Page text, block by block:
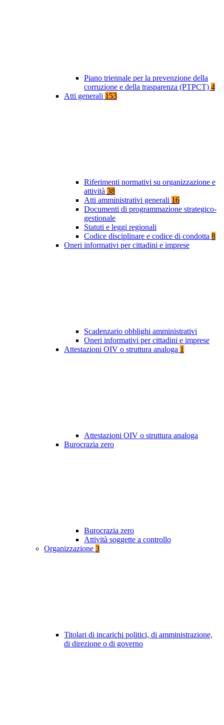
Piano triennale per la prevenzione della
corruzione e della trasparenza (PTPCT) 4
Atti generali 153
Riferimenti normativi su organizzazione e
attività 38
Atti amministrativi generali 16
Documenti di programmazione strategico-
gestionale
Statuti e leggi regionali
Codice disciplinare e codice di condotta 8
Oneri informativi per cittadini e imprese
Scadenzario obblighi amministrativi
Oneri informativi per cittadini e imprese
Attestazioni OIV o struttura analoga 1
Attestazioni OIV o struttura analoga
Burocrazia zero
Burocrazia zero
Attività soggette a controllo
Organizzazione 3
Titolari di incarichi politici, di amministrazione,
di direzione o di governo